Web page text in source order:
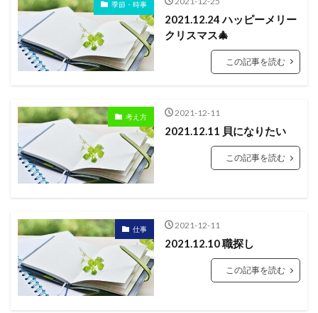
季節・時事
2021.12.24 ハッピーメリー
クリスマス🎄
この記事を読む
考え方 2021-12-11
2021.12.11 貝になりたい
この記事を読む
仕事 2021-12-11
2021.12.10 職探し
この記事を読む